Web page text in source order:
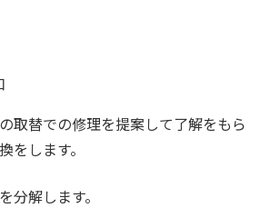
取替での修理を提案して了解をもら
をします。
分解します。